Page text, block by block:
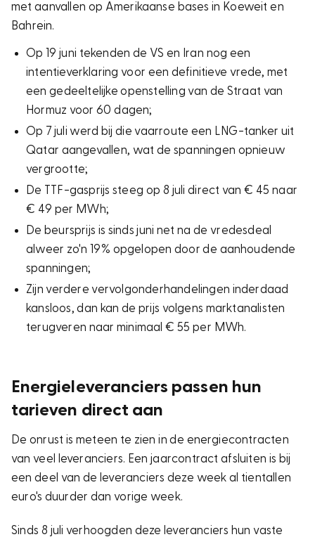
met aanvallen op Amerikaanse bases in Koeweit en
Bahrein.
Op 19 juni tekenden de VS en Iran nog een
intentieverklaring voor een definitieve vrede, met
een gedeeltelijke openstelling van de Straat van
Hormuz voor 60 dagen;
Op 7 juli werd bij die vaarroute een LNG-tanker uit
Qatar aangevallen, wat de spanningen opnieuw
vergrootte;
De TTF-gasprijs steeg op 8 juli direct van € 45 naar
€ 49 per MWh;
De beursprijs is sinds juni net na de vredesdeal
alweer zo'n 19% opgelopen door de aanhoudende
spanningen;
Zijn verdere vervolgonderhandelingen inderdaad
kansloos, dan kan de prijs volgens marktanalisten
terugveren naar minimaal € 55 per MWh.
Energieleveranciers passen hun
tarieven direct aan
De onrust is meteen te zien in de energiecontracten
van veel leveranciers. Een jaarcontract afsluiten is bij
een deel van de leveranciers deze week al tientallen
euro's duurder dan vorige week.
Sinds 8 juli verhoogden deze leveranciers hun vaste